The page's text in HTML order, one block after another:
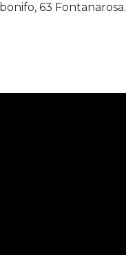
63 Fontanarosa.